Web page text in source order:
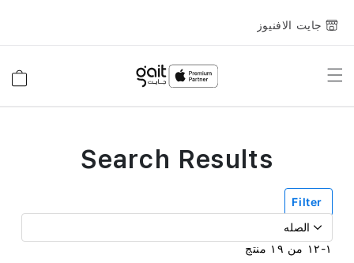
جايت الافنيوز
Toggle
Filter
١-١٢ من ١٩ منتج
Search Results